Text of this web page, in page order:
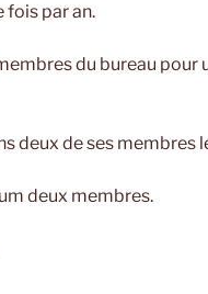
fois par an.
du bureau pour
deux de ses membres
deux membres.